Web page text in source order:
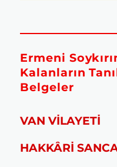
Ermeni
Kalanların
Belgeler
VAN VİLAYETİ
HAKKÂRİ